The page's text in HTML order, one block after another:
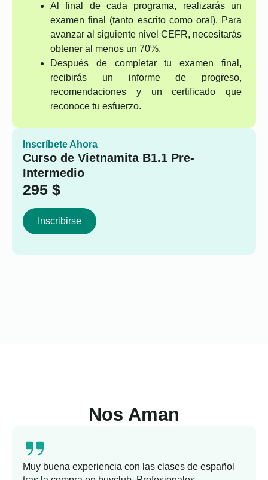
Al final de cada programa, realizarás un
examen final (tanto escrito como oral). Para
avanzar al siguiente nivel CEFR, necesitarás
obtener al menos un 70%.
Después de completar tu examen final,
recibirás un informe de progreso,
recomendaciones y un certificado que
reconoce tu esfuerzo.
Inscríbete Ahora
Curso de Vietnamita B1.1 Pre-
Intermedio
295 $
Inscribirse
Nos Aman
Muy buena experiencia con las clases de español